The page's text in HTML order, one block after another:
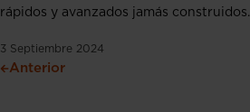
rápidos y avanzados jamás construidos.
3 Septiembre 2024
Anterior